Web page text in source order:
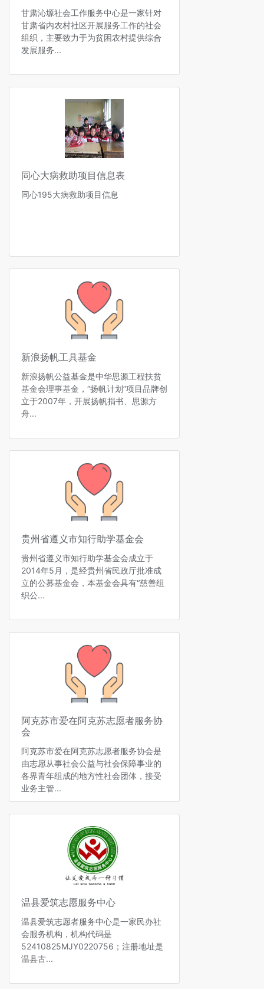
甘肃沁塬社会工作服务中心是一家针对
甘肃省内农村社区开展服务工作的社会
组织，主要致力于为贫困农村提供综合
发展服务...
同心大病救助项目信息表
同心195大病救助项目信息
新浪扬帆工具基金
新浪扬帆公益基金是中华思源工程扶贫
基金会理事基金，“扬帆计划”项目品牌创
立于2007年，开展扬帆捐书、思源方
舟...
贵州省遵义市知行助学基金会
贵州省遵义市知行助学基金会成立于
2014年5月，是经贵州省民政厅批准成
立的公募基金会，本基金会具有“慈善组
织公...
阿克苏市爱在阿克苏志愿者服务协
会
阿克苏市爱在阿克苏志愿者服务协会是
由志愿从事社会公益与社会保障事业的
各界青年组成的地方性社会团体，接受
业务主管...
温县爱筑志愿服务中心
温县爱筑志愿者服务中心是一家民办社
会服务机构，机构代码是
52410825MJY0220756；注册地址是
温县古...